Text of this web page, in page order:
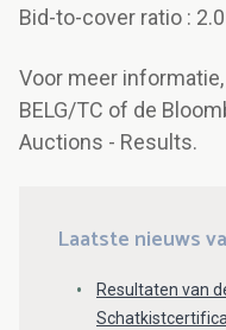
Bid-to-cover ratio :
Voor meer
BELG/TC of de
Auctions - Results.
Laatste nieuws
Resultaten van